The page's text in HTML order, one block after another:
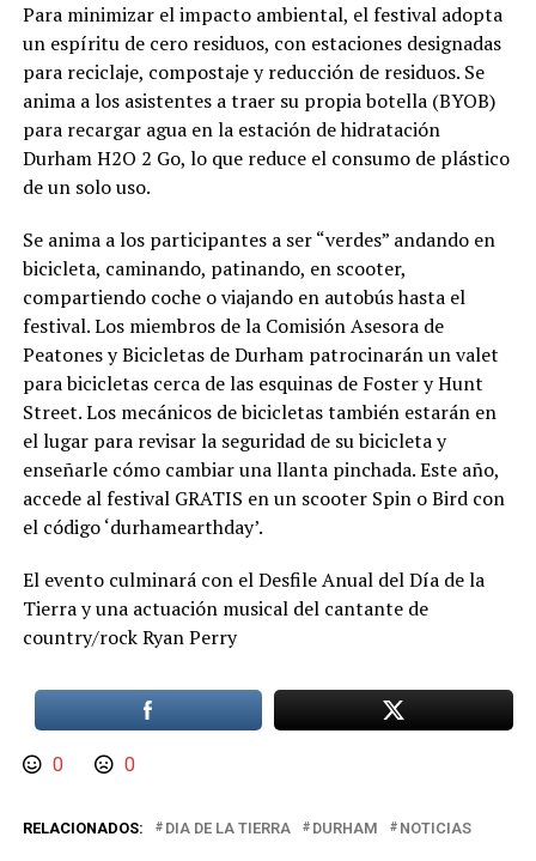
Para minimizar el impacto ambiental, el festival adopta
un espíritu de cero residuos, con estaciones designadas
para reciclaje, compostaje y reducción de residuos. Se
anima a los asistentes a traer su propia botella (BYOB)
para recargar agua en la estación de hidratación
Durham H2O 2 Go, lo que reduce el consumo de plástico
de un solo uso.
Se anima a los participantes a ser “verdes” andando en
bicicleta, caminando, patinando, en scooter,
compartiendo coche o viajando en autobús hasta el
festival. Los miembros de la Comisión Asesora de
Peatones y Bicicletas de Durham patrocinarán un valet
para bicicletas cerca de las esquinas de Foster y Hunt
Street. Los mecánicos de bicicletas también estarán en
el lugar para revisar la seguridad de su bicicleta y
enseñarle cómo cambiar una llanta pinchada. Este año,
accede al festival GRATIS en un scooter Spin o Bird con
el código ‘durhamearthday’.
El evento culminará con el Desfile Anual del Día de la
Tierra y una actuación musical del cantante de
country/rock Ryan Perry
0 0
RELACIONADOS: DIA DE LA TIERRA DURHAM NOTICIAS